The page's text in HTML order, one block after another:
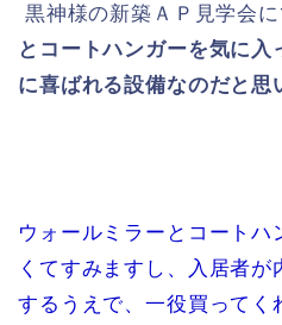
黒神様の新築ＡＰ見学会に
とコートハンガーを気に
に喜ばれる設備なのだと思
ウォールミラーとコートハ
くてすみますし、
入居者が
するうえで、一役買ってく